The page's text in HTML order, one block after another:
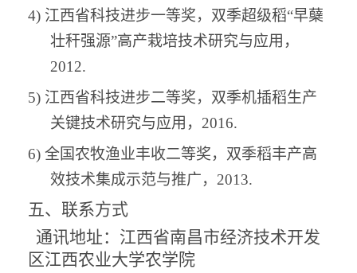
4) 江西省科技进步一等奖，双季超级稻“早蘖
壮秆强源”高产栽培技术研究与应用，
2012.
5) 江西省科技进步二等奖，双季机插稻生产
关键技术研究与应用， 2016.
6) 全国农牧渔业丰收二等奖，双季稻丰产高
效技术集成示范与推广， 2013.
五、联系方式
通讯地址： 江西省南昌市经济技术开发
区江西农业大学农学院